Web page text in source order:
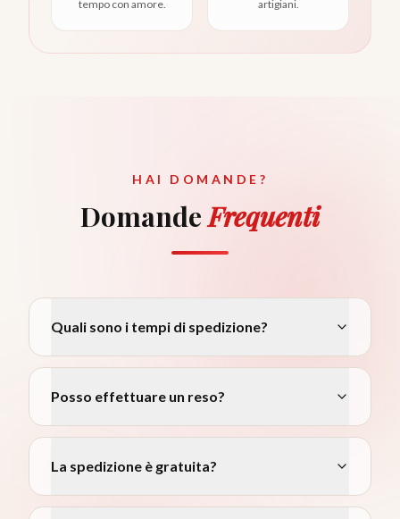
tempo con amore.
artigiani.
HAI DOMANDE?
DomandeFrequenti
Quali sono i tempi di spedizione?
Posso effettuare un reso?
La spedizione è gratuita?